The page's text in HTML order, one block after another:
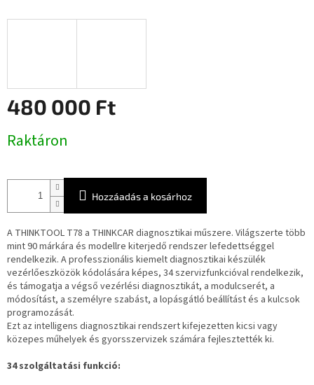
480 000 Ft
Raktáron
Hozzáadás a kosárhoz
A THINKTOOL T78 a THINKCAR diagnosztikai műszere. Világszerte több
mint 90 márkára és modellre kiterjedő rendszer lefedettséggel
rendelkezik. A professzionális kiemelt diagnosztikai készülék
vezérlőeszközök kódolására képes, 34 szervizfunkcióval rendelkezik,
és támogatja a végső vezérlési diagnosztikát, a modulcserét, a
módosítást, a személyre szabást, a lopásgátló beállítást és a kulcsok
programozását.
Ezt az intelligens diagnosztikai rendszert kifejezetten kicsi vagy
közepes műhelyek és gyorsszervizek számára fejlesztették ki.
34 szolgáltatási funkció: